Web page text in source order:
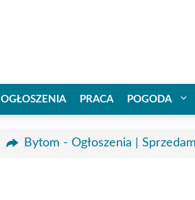
OGŁOSZENIA PRACA POGODA
Bytom - Ogłoszenia |